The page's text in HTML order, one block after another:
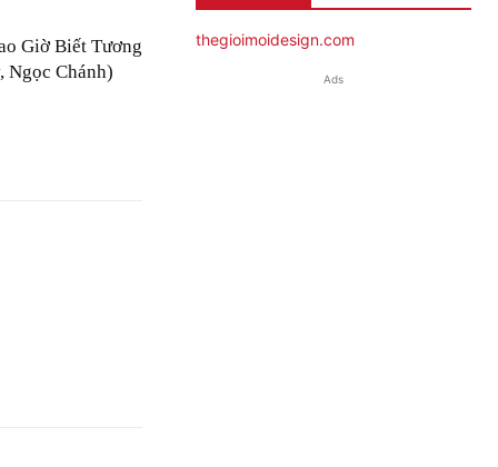
Giờ Biết Tương
Ngọc Chánh)
thegioimoidesign.com
Ads